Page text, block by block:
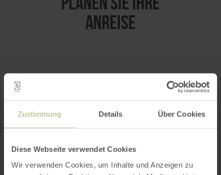
Zustimmung Details Über Cookies
Diese Webseite verwendet Cookies
Wir verwenden Cookies, um Inhalte und Anzeigen zu
ANREISE
Anfahrt von: